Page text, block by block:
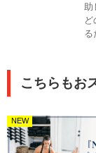
る
こちらもお
NEW